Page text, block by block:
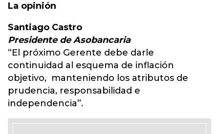
La opinión
Santiago Castro
Presidente de Asobancaria
“El próximo Gerente debe darle
continuidad al esquema de inflación
objetivo, manteniendo los atributos de
prudencia, responsabilidad e
independencia”.